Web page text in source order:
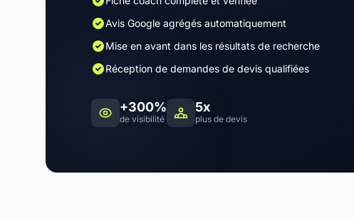
Avis Google agrégés automatiquement
Mise en avant dans les résultats de recherche
Réception de demandes de devis qualifiées
+300%
de visibilité
5x
plus de devis